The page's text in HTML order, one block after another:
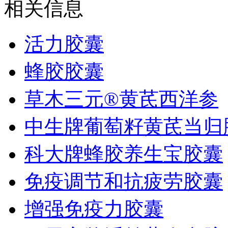
相关信息
活力胶囊
蜂胶胶囊
草木三元®黄芪西洋参
中生牌葡萄籽黄芪当归
科大牌蜂胶养生宝胶囊
免疫调节和抗疲劳胶囊
增强免疫力胶囊